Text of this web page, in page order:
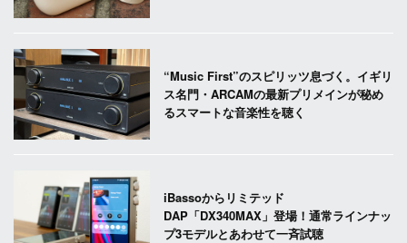
“Music First”のスピリッツ息づく。イギリ
ス名門・ARCAMの最新プリメインが秘め
るスマートな音楽性を聴く
iBassoからリミテッド
DAP「DX340MAX」登場！通常ラインナッ
プ3モデルとあわせて一斉試聴